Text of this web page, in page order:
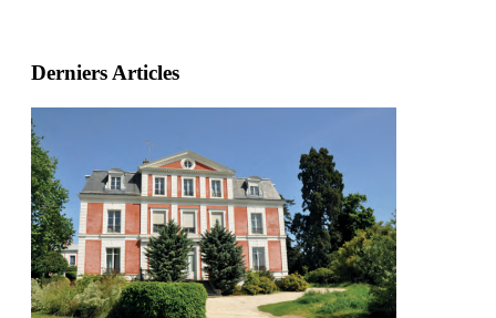
Derniers Articles